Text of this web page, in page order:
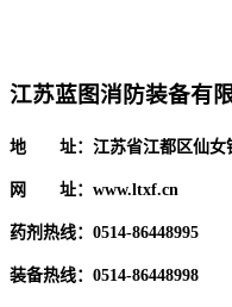
江苏蓝图消防装备有
地 址：江苏省江都区仙女
网 址：www.ltxf.cn
药剂热线：0514-86448995
装备热线：0514-86448998